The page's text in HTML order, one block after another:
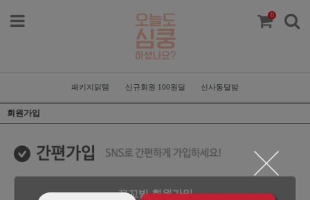
0
패키지닭템 신규회원 100원딜 신사동달밤
회원가입
꼬꼬빌 회원가입